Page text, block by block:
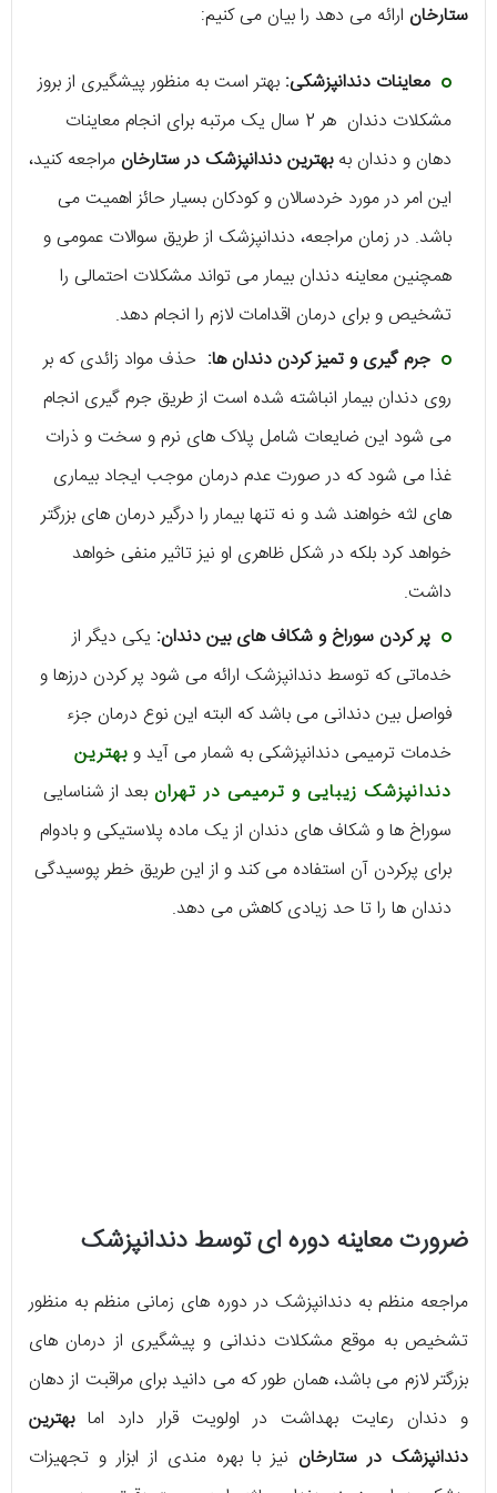
ستارخان ارائه می دهد را بیان می کنیم:
معاینات دندانپزشکی: بهتر است به منظور پیشگیری از بروز
مشکلات دندان هر 2 سال یک مرتبه برای انجام معاینات
دهان و دندان بهبهترین دندانپزشک در ستارخان مراجعه کنید،
این امر در مورد خردسالان و کودکان بسیار حائز اهمیت می
باشد. در زمان مراجعه، دندانپزشک از طریق سوالات عمومی و
همچنین معاینه دندان بیمار می تواند مشکلات احتمالی را
تشخیص و برای درمان اقدامات لازم را انجام دهد.
جرم گیری و تمیز کردن دندان ها: حذف مواد زائدی که بر
روی دندان بیمار انباشته شده است از طریق جرم گیری انجام
می شود این ضایعات شامل پلاک های نرم و سخت و ذرات
غذا می شود که در صورت عدم درمان موجب ایجاد بیماری
های لثه خواهند شد و نه تنها بیمار را درگیر درمان های بزرگتر
خواهد کرد بلکه در شکل ظاهری او نیز تاثیر منفی خواهد
داشت.
پر کردن سوراخ و شکاف های بین دندان: یکی دیگر از
خدماتی که توسط دندانپزشک ارائه می شود پر کردن درزها و
فواصل بین دندانی می باشد که البته این نوع درمان جزء
خدمات ترمیمی دندانپزشکی به شمار می آید وبهترین
دندانپزشک زیبایی و ترمیمی در تهرانبعد از شناسایی
سوراخ ها و شکاف های دندان از یک ماده پلاستیکی و بادوام
برای پرکردن آن استفاده می کند و از این طریق خطر پوسیدگی
دندان ها را تا حد زیادی کاهش می دهد.
ضرورت معاینه دوره ای توسط دندانپزشک
مراجعه منظم به دندانپزشک در دوره های زمانی منظم به منظور
تشخیص به موقع مشکلات دندانی و پیشگیری از درمان های
بزرگتر لازم می باشد، همان طور که می دانید برای مراقبت از دهان
و دندان رعایت بهداشت در اولویت قرار دارد امابهترین
دندانپزشک در ستارخان نیز با بهره مندی از ابزار و تجهیزات